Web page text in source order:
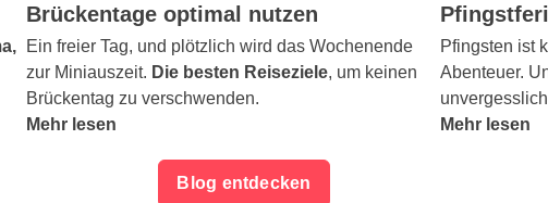
Brückentage optimal nutzen
Ein freier Tag, und plötzlich wird das Wochenende
zur Miniauszeit. Die besten Reiseziele, um keinen
Brückentag zu verschwenden.
Mehr lesen
Pfingsten ist
Abenteuer.
Mehr lesen
Blog entdecken